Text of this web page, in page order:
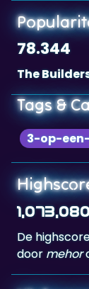
78.344
The
Tags &
3-op-
De
doormehor